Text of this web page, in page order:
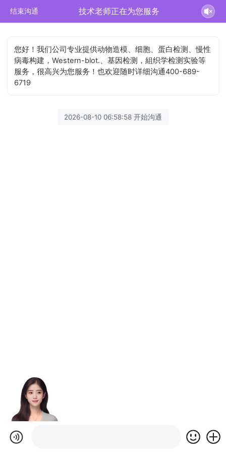
结束沟通 技术老师正在为您服务
您好！我们公司专业提供动物造模、细胞、蛋白检测、慢性
病毒构建，Western-blot.、基因检测，組织学检测实验等
服务，很高兴为您服务！也欢迎随时详细沟通400-689-
6719
2026-08-10 06:58:58 开始沟通